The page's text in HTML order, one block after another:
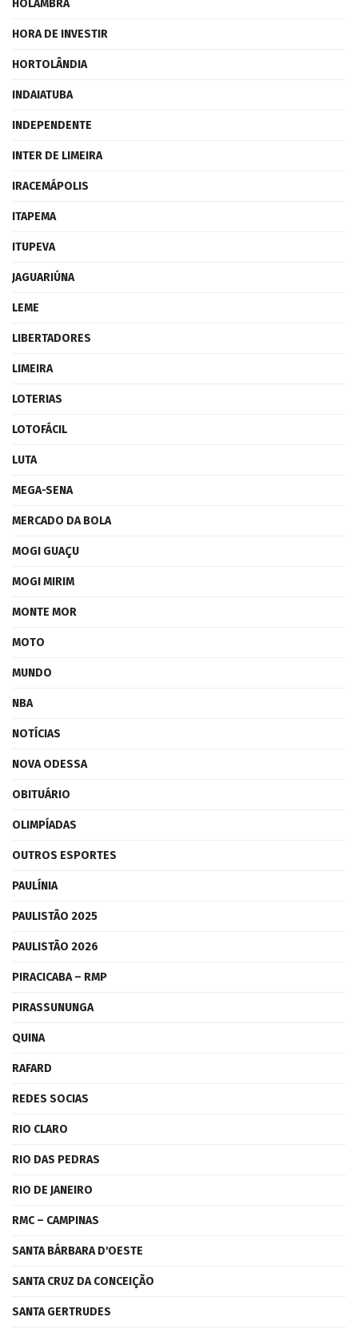
HOLAMBRA
HORA DE INVESTIR
HORTOLÂNDIA
INDAIATUBA
INDEPENDENTE
INTER DE LIMEIRA
IRACEMÁPOLIS
ITAPEMA
ITUPEVA
JAGUARIÚNA
LEME
LIBERTADORES
LIMEIRA
LOTERIAS
LOTOFÁCIL
LUTA
MEGA-SENA
MERCADO DA BOLA
MOGI GUAÇU
MOGI MIRIM
MONTE MOR
MOTO
MUNDO
NBA
NOTÍCIAS
NOVA ODESSA
OBITUÁRIO
OLIMPÍADAS
OUTROS ESPORTES
PAULÍNIA
PAULISTÃO 2025
PAULISTÃO 2026
PIRACICABA – RMP
PIRASSUNUNGA
QUINA
RAFARD
REDES SOCIAS
RIO CLARO
RIO DAS PEDRAS
RIO DE JANEIRO
RMC – CAMPINAS
SANTA BÁRBARA D'OESTE
SANTA CRUZ DA CONCEIÇÃO
SANTA GERTRUDES